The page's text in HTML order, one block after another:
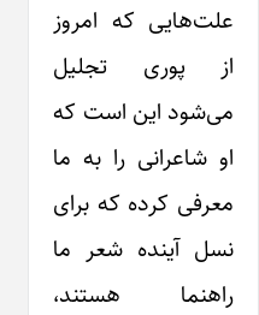
علت‌هایی که امروز
از پوری تجلیل
می‌شود این است که
او شاعرانی را به ما
معرفی کرده که برای
نسل آینده شعر ما
راهنما هستند،